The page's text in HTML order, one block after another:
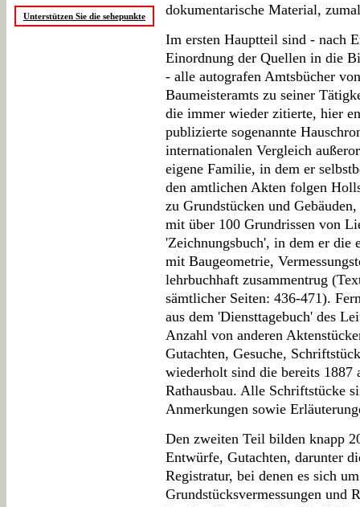
Unterstützen Sie die sehepunkte
dokumentarische Material,
Im ersten Hauptteil sind - nach
Einordnung der Quellen in die
- alle autografen Amtsbücher
Baumeisteramts zu seiner
die immer wieder zitierte, hier
publizierte sogenannte
internationalen Vergleich
eigene Familie, in dem er
den amtlichen Akten folgen
zu Grundstücken und
mit über 100 Grundrissen von
'Zeichnungsbuch', in dem er die
mit Baugeometrie,
lehrbuchhaft zusammentrug
sämtlicher Seiten: 436-471).
aus dem 'Diensttagebuch' des
Anzahl von anderen
Gutachten, Gesuche,
wiederholt sind die bereits 1887
Rathausbau. Alle Schriftstücke
Anmerkungen sowie
Den zweiten Teil bilden knapp
Entwürfe, Gutachten, darunter
Registratur, bei denen es sich
Grundstücksvermessungen und